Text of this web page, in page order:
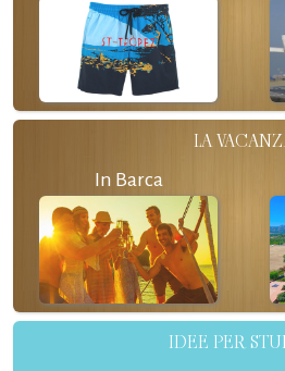
LA
In Barca
IDEE PER